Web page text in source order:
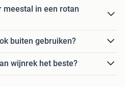
meestal in een rotan
buiten gebruiken?
wijnrek het beste?